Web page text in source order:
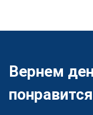
Вернем
понравится